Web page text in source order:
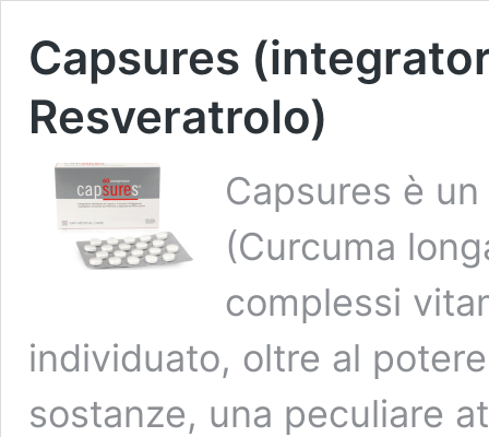
Capsures
Resveratrolo)
Capsures è
(Curcuma
complessi
individuato, oltre al
sostanze, una peculiare